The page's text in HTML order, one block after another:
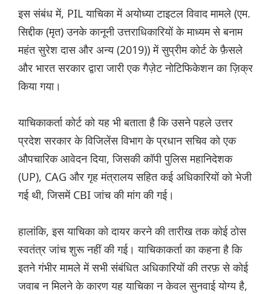
इस संबंध में, PIL याचिका में अयोध्या टाइटल विवाद मामले (एम.
सिद्दीक (मृत) उनके कानूनी उत्तराधिकारियों के माध्यम से बनाम
महंत सुरेश दास और अन्य (2019)) में सुप्रीम कोर्ट के फ़ैसले
और भारत सरकार द्वारा जारी एक गैज़ेट नोटिफिकेशन का ज़िक्र
किया गया।
याचिकाकर्ता कोर्ट को यह भी बताता है कि उसने पहले उत्तर
प्रदेश सरकार के विजिलेंस विभाग के प्रधान सचिव को एक
औपचारिक आवेदन दिया, जिसकी कॉपी पुलिस महानिदेशक
(UP), CAG और गृह मंत्रालय सहित कई अधिकारियों को भेजी
गई थी, जिसमें CBI जांच की मांग की गई।
हालांकि, इस याचिका को दायर करने की तारीख तक कोई ठोस
स्वतंत्र जांच शुरू नहीं की गई। याचिकाकर्ता का कहना है कि
इतने गंभीर मामले में सभी संबंधित अधिकारियों की तरफ़ से कोई
जवाब न मिलने के कारण यह याचिका न केवल सुनवाई योग्य है,